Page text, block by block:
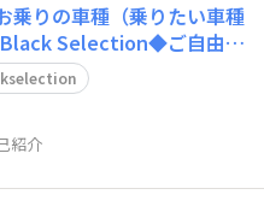
りの車種（乗りたい車種
Black Selection◆ご自由に
納車されました！乗り換
。カーライフ満喫できた
くお願いします！
紹介